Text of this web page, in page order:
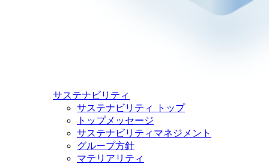
サステナビリティ
サステナビリティ トップ
トップメッセージ
サステナビリティマネジメント
グループ方針
マテリアリティ